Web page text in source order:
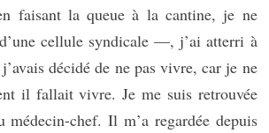
faisant la queue à la cantine, je ne
cellule syndicale —, j’ai atterri à
décidé de ne pas vivre, car je ne
il fallait vivre. Je me suis retrouvée
médecin-chef. Il m’a regardée depuis